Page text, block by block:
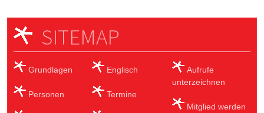
SITEMAP
Grundlagen
Personen
Englisch
Termine
Aufrufe
unterzeichnen
Mitglied werden